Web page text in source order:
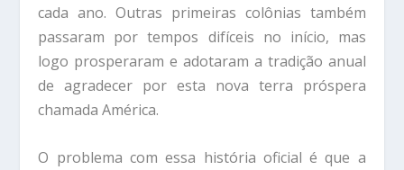
cada ano. Outras primeiras colônias também
passaram por tempos difíceis no início, mas
logo prosperaram e adotaram a tradição anual
de agradecer por esta nova terra próspera
chamada América.
O problema com essa história oficial é que a